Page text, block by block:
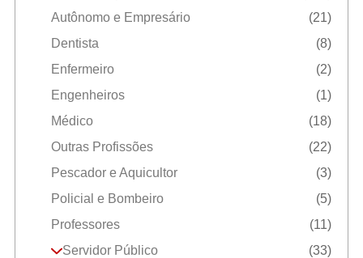
Autônomo e Empresário
(21)
Dentista
(8)
Enfermeiro
(2)
Engenheiros
(1)
Médico
(18)
Outras Profissões
(22)
Pescador e Aquicultor
(3)
Policial e Bombeiro
(5)
Professores
(11)
Servidor Público
(33)